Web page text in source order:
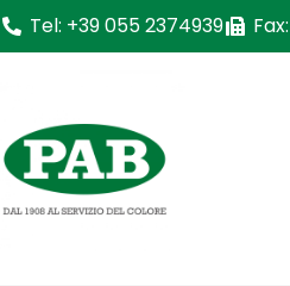
Tel: +39 055 2374939